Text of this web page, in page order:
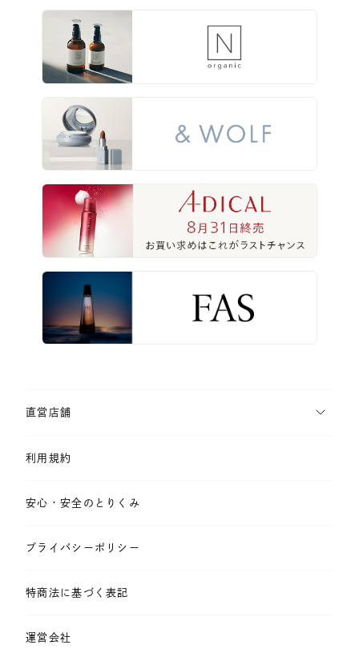
直営店舗
利用規約
安心・安全のとりくみ
プライバシーポリシー
特商法に基づく表記
運営会社